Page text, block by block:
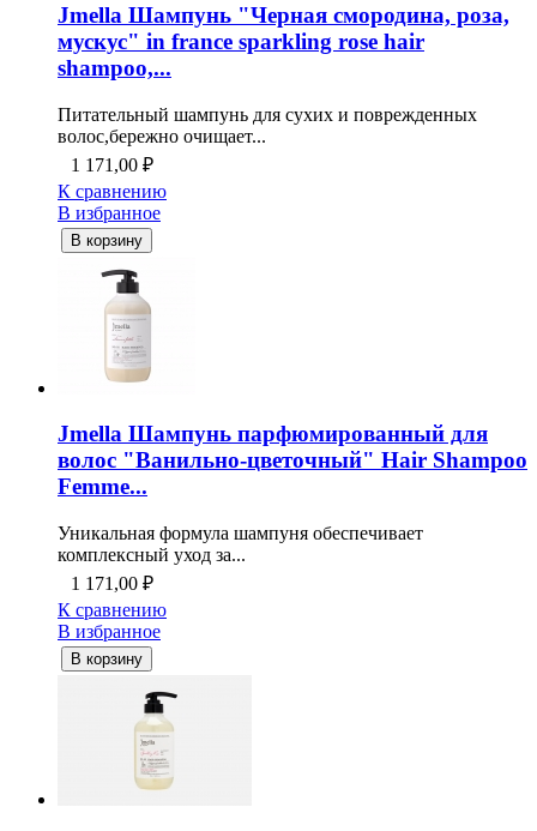
Jmella Шампунь "Черная смородина, роза,
мускус" in france sparkling rose hair
shampoo,...
Питательный шампунь для сухих и поврежденных
волос,бережно очищает...
1 171,00 ₽
К сравнению
В избранное
В корзину
Jmella Шампунь парфюмированный для
волос "Ванильно-цветочный" Hair Shampoo
Femme...
Уникальная формула шампуня обеспечивает
комплексный уход за...
1 171,00 ₽
К сравнению
В избранное
В корзину